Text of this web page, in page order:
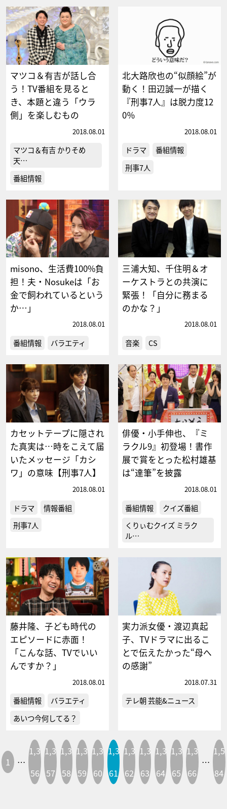
マツコ＆有吉が話し合
う！TV番組を見ると
き、本題と違う「ウラ
側」を楽しむもの
2018.08.01
マツコ＆有吉 かりそめ
天…
番組情報
北大路欣也の“似顔絵”が
動く！田辺誠一が描く
『刑事7人』は脱力度12
0％
2018.08.01
ドラマ
番組情報
刑事7人
misono、生活費100%負
担！夫・Nosukeは「お
金で飼われているという
か…」
2018.08.01
番組情報 バラエティ
三浦大知、千住明＆オ
ーケストラとの共演に
緊張！「自分に務まる
のかな？」
2018.08.01
音楽 CS
カセットテープに隠され
た真実は…時をこえて届
いたメッセージ「カシ
ワ」の意味【刑事7人】
2018.08.01
ドラマ
情報番組
刑事7人
俳優・小手伸也、『ミ
ラクル9』初登場！書作
展で賞をとった松村雄基
は“達筆”を披露
2018.08.01
番組情報
クイズ番組
くりぃむクイズ ミラク
ル…
藤井隆、子ども時代の
エピソードに赤面！
「こんな話、TVでいい
んですか？」
2018.08.01
番組情報
バラエティ
あいつ今何してる？
実力派女優・渡辺真起
子、TVドラマに出るこ
とで伝えたかった“母へ
の感謝”
2018.07.31
テレ朝 芸能&ニュース
1 …
1,3
56
1,3
57
1,3
58
1,3
59
1,3
60
1,3
61
1,3
62
1,3
63
1,3
64
1,3
65
1,3
66
…
1,5
84